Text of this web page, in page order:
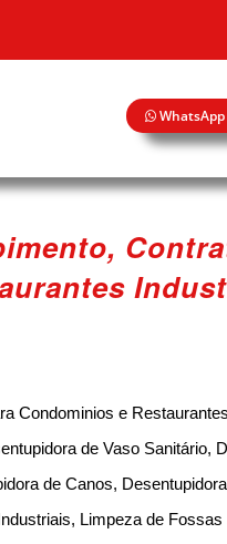
WhatsApp
Condominios e
de Vaso Sanitário,
de Canos,
Limpeza de